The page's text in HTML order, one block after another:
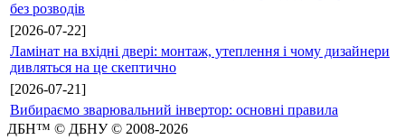
без розводів
[2026-07-22]
Ламінат на вхідні двері: монтаж, утеплення і чому дизайнери
дивляться на це скептично
[2026-07-21]
Вибираємо зварювальний інвертор: основні правила
ДБН™ © ДБНУ © 2008-2026